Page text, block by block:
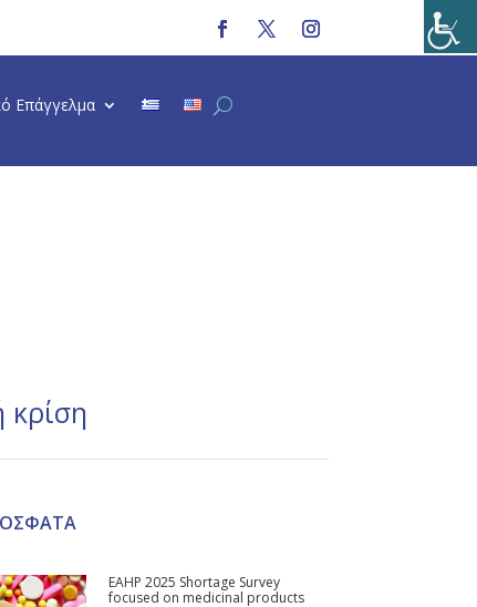
Επάγγελμα
κρίση
EAHP 2025 Shortage Survey
focused on medicinal products